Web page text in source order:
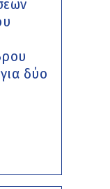
δύο